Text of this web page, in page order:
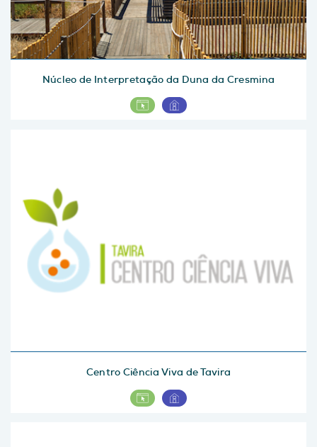
Núcleo de Interpretação da Duna da Cresmina
Centro Ciência Viva de Tavira